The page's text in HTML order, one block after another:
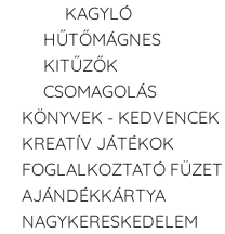
KAGYLÓ
HŰTŐMÁGNES
KITŰZŐK
CSOMAGOLÁS
KÖNYVEK - KEDVENCEK
KREATÍV JÁTÉKOK
FOGLALKOZTATÓ FÜZET
AJÁNDÉKKÁRTYA
NAGYKERESKEDELEM